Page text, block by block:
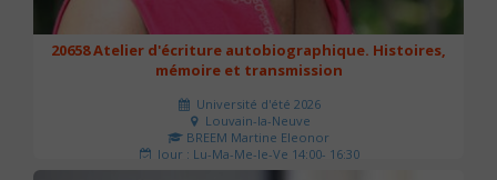
20658 Atelier d'écriture autobiographique. Histoires,
mémoire et transmission
Université d'été 2026
Louvain-la-Neuve
BREEM Martine Eleonor
Jour : Lu-Ma-Me-Je-Ve 14:00- 16:30
Nombre de séances : 3